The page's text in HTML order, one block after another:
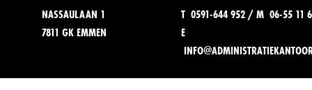
NASSAULAAN 1
7811 GK EMMEN
T 0591-644 952 / M 06-55 11
E